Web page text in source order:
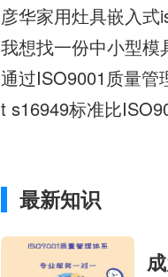
彦华家用灶具嵌入
我想找一份中小型
通过ISO9001质量管
t s16949标准比
最新知识